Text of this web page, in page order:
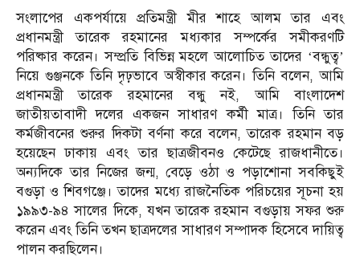
সংলাপের একপর্যায়ে প্রতিমন্ত্রী মীর শাহে আলম তার এবং
প্রধানমন্ত্রী তারেক রহমানের মধ্যকার সম্পর্কের সমীকরণটি
পরিষ্কার করেন। সম্প্রতি বিভিন্ন মহলে আলোচিত তাদের ‘বন্ধুত্ব’
নিয়ে গুঞ্জনকে তিনি দৃঢ়ভাবে অস্বীকার করেন। তিনি বলেন, আমি
প্রধানমন্ত্রী তারেক রহমানের বন্ধু নই, আমি বাংলাদেশ
জাতীয়তাবাদী দলের একজন সাধারণ কর্মী মাত্র। তিনি তার
কর্মজীবনের শুরুর দিকটা বর্ণনা করে বলেন, তারেক রহমান বড়
হয়েছেন ঢাকায় এবং তার ছাত্রজীবনও কেটেছে রাজধানীতে।
অন্যদিকে তার নিজের জন্ম, বেড়ে ওঠা ও পড়াশোনা সবকিছুই
বগুড়া ও শিবগঞ্জে। তাদের মধ্যে রাজনৈতিক পরিচয়ের সূচনা হয়
১৯৯৩-৯৪ সালের দিকে, যখন তারেক রহমান বগুড়ায় সফর শুরু
করেন এবং তিনি তখন ছাত্রদলের সাধারণ সম্পাদক হিসেবে দায়িত্ব
পালন করছিলেন।